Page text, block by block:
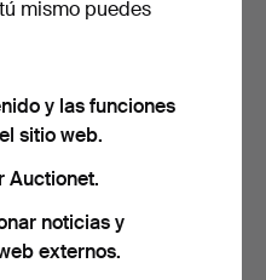
CANDELABRO, plata 830,
Subastado 13 may 2026
359 USD
mismo puedes
y las funciones
sitio web.
Auctionet.
noticias y
externos.